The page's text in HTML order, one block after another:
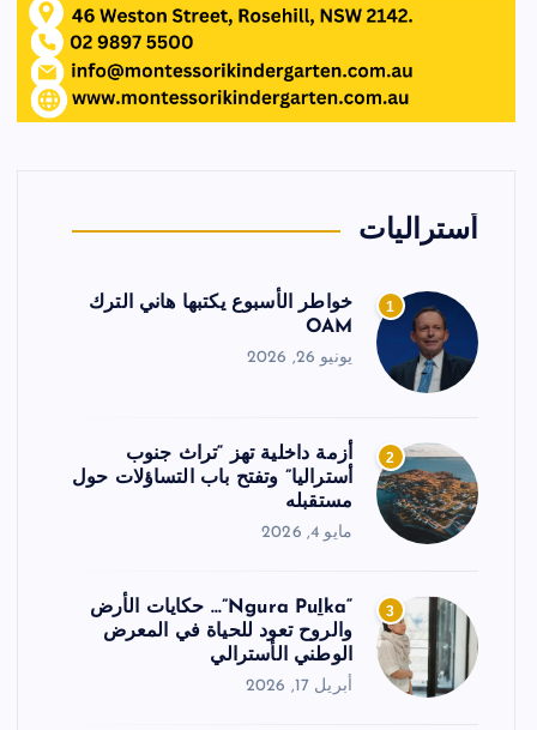
أستراليات
1
خواطر الأسبوع يكتبها هاني الترك
OAM
يونيو 26, 2026
2
أزمة داخلية تهز “تراث جنوب
أستراليا” وتفتح باب التساؤلات حول
مستقبله
مايو 4, 2026
3
“Ngura Puḻka”… حكايات الأرض
والروح تعود للحياة في المعرض
الوطني الأسترالي
أبريل 17, 2026